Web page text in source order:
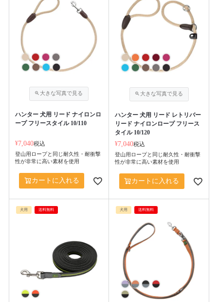
ハンター 犬用 リード ナイロンロ
ープ フリースタイル 10/110
¥7,040税込
登山用ロープと同じ耐久性・耐衝撃
性が非常に高い素材を使用
カートに入れる
ハンター 犬用 リード レトリバー
リード ナイロンロープ フリース
タイル 10/120
¥7,040税込
登山用ロープと同じ耐久性・耐衝撃
性が非常に高い素材を使用
カートに入れる
犬用 送料無料 犬用 送料無料